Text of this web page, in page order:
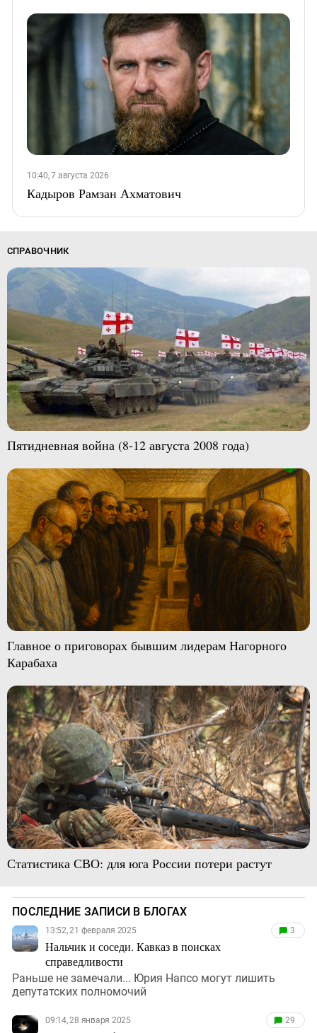
10:40, 7 августа 2026
Кадыров Рамзан Ахматович
СПРАВОЧНИК
Пятидневная война (8-12 августа 2008 года)
Главное о приговорах бывшим лидерам Нагорного
Карабаха
Статистика СВО: для юга России потери растут
ПОСЛЕДНИЕ ЗАПИСИ В БЛОГАХ
13:52, 21 февраля 2025
Нальчик и соседи. Кавказ в поисках
справедливости
3
Раньше не замечали... Юрия Напсо могут лишить
депутатских полномочий
09:14, 28 января 2025 29